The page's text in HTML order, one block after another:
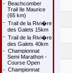
- Beachcomber
Trail Ile Maurice
(65 km)
- Trail de la Rivi�re
des Galets 15km
- Trail de la Rivi�re
des Galets 40km
- Championnat
Semi Marathon -
Course Open
- Championnat